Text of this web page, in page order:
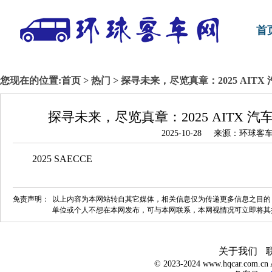
首
您现在的位置:首页 > 热门 > 探寻未来，尽览真章：2025 AITX
探寻未来，尽览真章：2025 AITX 汽
2025-10-28 来源：环球
2025 SAECCE
免责声明：
以上内容为本网站转自其它媒体，相关信息仅为传递更多信息之目
单位或个人不想在本网发布，可与本网联系，本网视情况可立即将
关于我们
© 2023-2024